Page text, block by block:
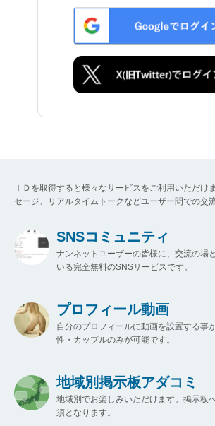
ＩＤを取得すると様々なサービスをご利用いただけ
セージ、リアルタイムトークなどユーザー間での交
SNSコミュニティ
ナンネットユーザーの皆様に、交流の場
いる完全無料のSNSサービスです。
プロフィール動画
自分のプロフィールに動画を設置する事
性・カップルのみが可能です。
地域別掲示板アダコミ
地域別でお楽しみいただけます。掲示板
須となります。